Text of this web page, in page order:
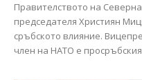
Правителството на
председателя Християн
сръбското влияние.
член на НАТО е